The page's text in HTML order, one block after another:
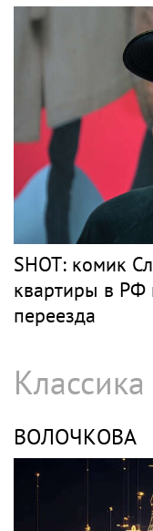
SHOT: комик
квартиры в РФ
переезда
Классика
ВОЛОЧКОВА